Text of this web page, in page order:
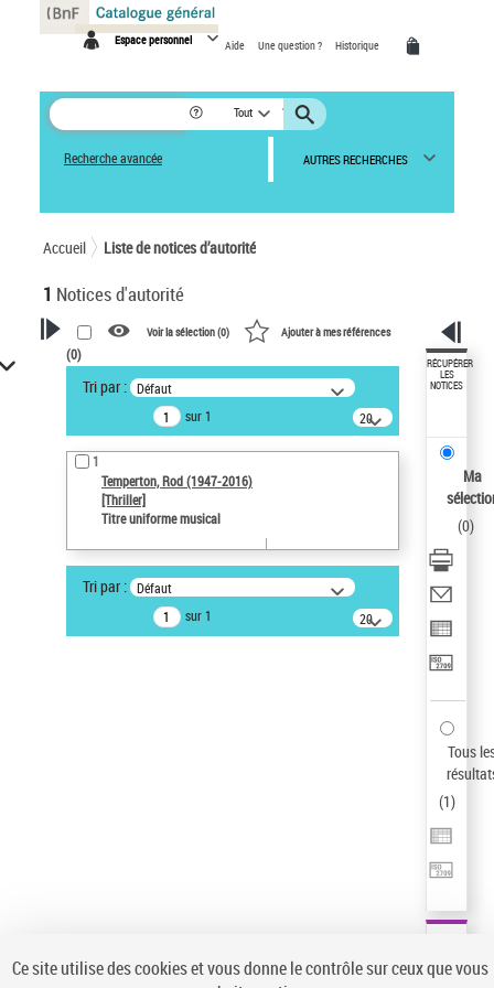
Espace personnel Aide Une question ? Historique
Tout
Recherche avancée AUTRES RECHERCHES
Accueil Liste de notices d’autorité
1 Notices d'autorité
VOTRE RECHERCHE
Recherche avancée dans les
notices d’autorité
Œuvres liées à l'auteur :
Temperton, Rod (1947-2016)
Auteur d’œuvre
ne s'applique pas
Statut de la notice d’autorité
Voir la sélection (0) Ajouter à mes références
(0)
Tri par : Défaut
sur 1
20
résultats/page
1
Temperton, Rod (1947-2016)
[Thriller]
Titre uniforme musical
Tri par : Défaut
sur 1
20
résultats/page
RÉCUPÉRER
LES
NOTICES
Ma
(0)
Tous
(1)
Panneau de gestion des cookies
Ce site utilise des cookies et vous donne le contrôle sur ceux que vous